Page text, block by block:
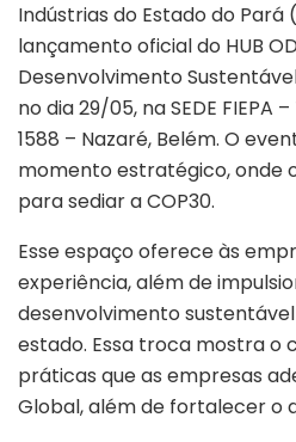
Indústrias do Estado do Pará
lançamento oficial do HUB
Desenvolvimento
no dia 29/05, na SEDE FIEPA
1588 – Nazaré, Belém. O
momento estratégico, onde
para sediar a COP30.
Esse espaço oferece às
experiência, além de
desenvolvimento
estado. Essa troca mostra o
práticas que as empresas
Global, além de fortalecer o